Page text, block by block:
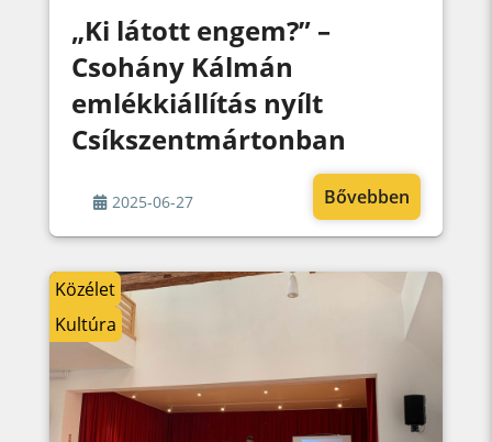
„Ki látott engem?” –
Csohány Kálmán
emlékkiállítás nyílt
Csíkszentmártonban
2025-06-27 Bővebben
Közélet
Kultúra